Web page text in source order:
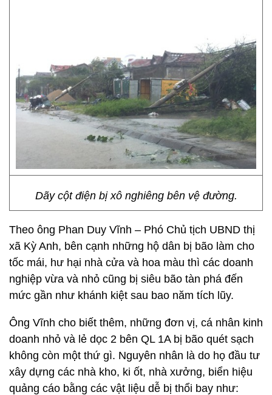
Dãy cột điện bị xô nghiêng bên vệ đường.
Theo ông Phan Duy Vĩnh – Phó Chủ tịch UBND thị
xã Kỳ Anh, bên cạnh những hộ dân bị bão làm cho
tốc mái, hư hại nhà cửa và hoa màu thì các doanh
nghiệp vừa và nhỏ cũng bị siêu bão tàn phá đến
mức gần như khánh kiệt sau bao năm tích lũy.
Ông Vĩnh cho biết thêm, những đơn vị, cá nhân kinh
doanh nhỏ và lẻ dọc 2 bên QL 1A bị bão quét sạch
không còn một thứ gì. Nguyên nhân là do họ đầu tư
xây dựng các nhà kho, ki ốt, nhà xưởng, biển hiệu
quảng cáo bằng các vật liệu dễ bị thổi bay như: